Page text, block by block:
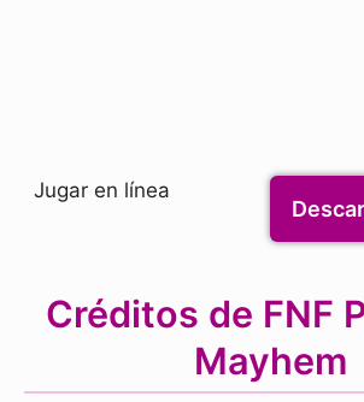
Jugar en línea
Créditos de FNF
Mayhem